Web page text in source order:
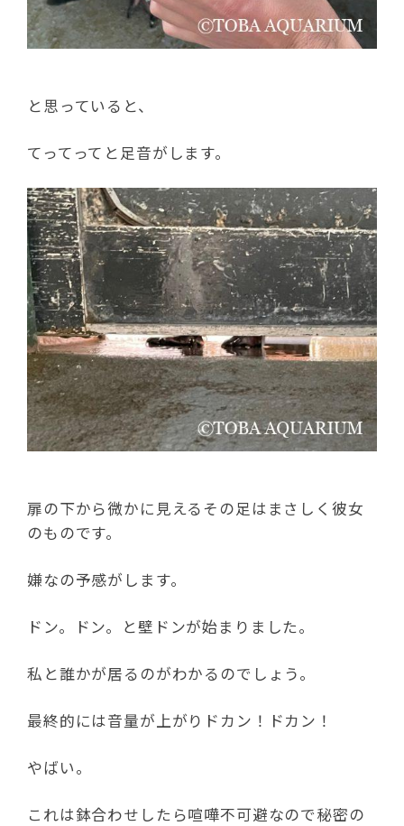
と思っていると、
てってってと足音がします。
扉の下から微かに見えるその足はまさしく彼女
のものです。
嫌なの予感がします。
ドン。ドン。と壁ドンが始まりました。
私と誰かが居るのがわかるのでしょう。
最終的には音量が上がりドカン！ドカン！
やばい。
これは鉢合わせしたら喧嘩不可避なので秘密の